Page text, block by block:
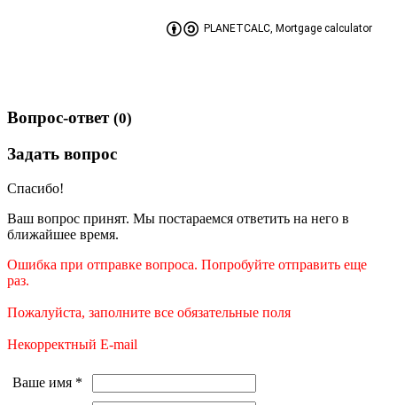
PLANETCALC, Mortgage calculator
Вопрос-ответ (0)
Задать вопрос
Спасибо!
Ваш вопрос принят. Мы постараемся ответить на него в
ближайшее время.
Ошибка при отправке вопроса. Попробуйте отправить еще
раз.
Пожалуйста, заполните все обязательные поля
Некорректный E-mail
Ваше имя *